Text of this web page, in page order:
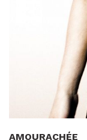
AMOURACHÉE